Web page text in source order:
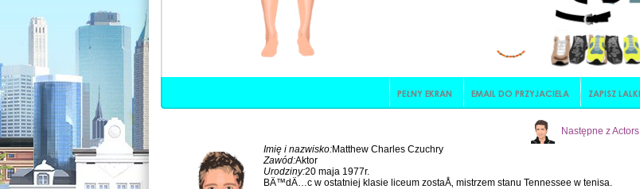
Następne z Actors
Imię i nazwisko:Matthew Charles Czuchry
Zawód:Aktor
Urodziny:20 maja 1977r.
BÄ™dÄ…c w ostatniej klasie liceum zostaÅ‚ mistrzem stanu Tennessee w tenisa.